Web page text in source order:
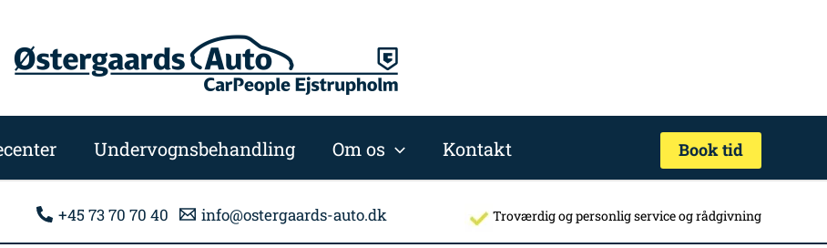
Undervognsbehandling Om os Kontakt Book tid
+45 73 70 70 40 info@ostergaards-auto.dk Troværdig og personlig service og rådgivning